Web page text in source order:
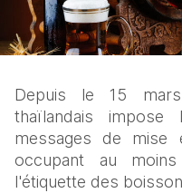
Depuis le 15
thaïlandais impose
messages de mise
occupant au
l'étiquette des